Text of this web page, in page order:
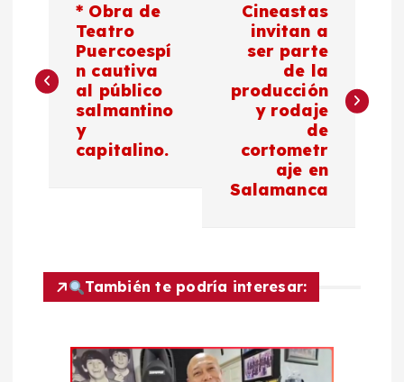
v
c
* Obra de
Teatro
Puercoespí
n cautiva
al público
salmantino
y
capitalino.
Cineastas
invitan a
ser parte
de la
producción
y rodaje
de
cortometr
aje en
Salamanca
También te podría interesar: